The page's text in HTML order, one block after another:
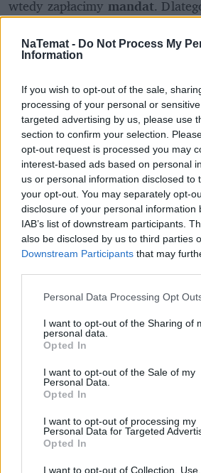
NaTemat - Do Not Process My
Information
If you wish to opt-out of the sale,
processing of your personal or
targeted advertising by us, please use
section to confirm your selection.
opt-out request is processed you may
interest-based ads based on personal
us or personal information disclosed to
your opt-out. You may separately opt-
disclosure of your personal information
IAB’s list of downstream participants.
also be disclosed by us to third parties
Downstream Participants that may
Personal Data Processing Opt
I want to opt-out of the Sharing of
personal data.
Opted In
I want to opt-out of the Sale of my
Personal Data.
Opted In
I want to opt-out of processing my
Personal Data for Targeted
Opted In
I want to opt-out of Collection, Use,
wtedy zapłacimy mandat.
uprzedzić sąsiada o planowanej
Nowość od